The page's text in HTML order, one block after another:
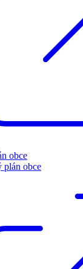
obce
plán obce